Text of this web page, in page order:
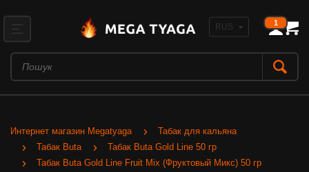
1
Интернет магазин Megatyaga
Табак для кальяна
Табак Buta
Табак Buta Gold Line 50 гр
Табак Buta Gold Line Fruit Mix (Фруктовый Микс) 50 гр